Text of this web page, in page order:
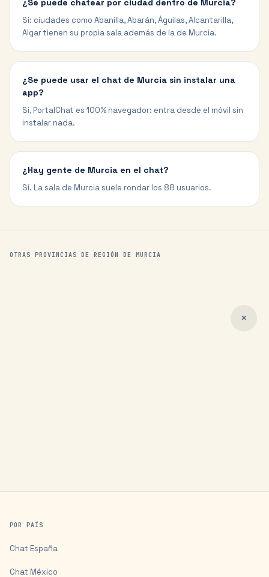
¿Se puede chatear por ciudad dentro de Murcia?
Sí: ciudades como Abanilla, Abarán, Águilas, Alcantarilla,
Algar tienen su propia sala además de la de Murcia.
¿Se puede usar el chat de Murcia sin instalar una
app?
Sí, PortalChat es 100% navegador: entra desde el móvil sin
instalar nada.
¿Hay gente de Murcia en el chat?
Sí. La sala de Murcia suele rondar los 88 usuarios.
OTRAS PROVINCIAS DE REGIÓN DE MURCIA
✕
POR PAÍS
Chat España
Chat México